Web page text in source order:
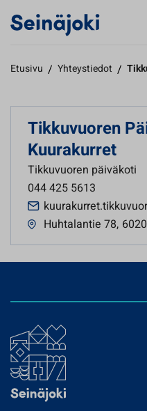
Etusivu / Yhteystiedot /
Tikkuvuoren
Kuurakurret
Tikkuvuoren päiväkoti
044 425 5613
Huhtalantie 78,